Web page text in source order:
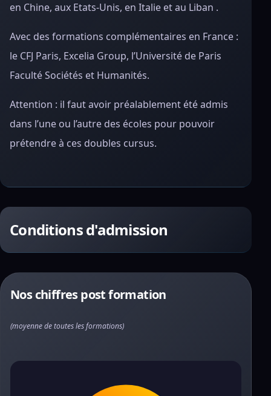
en Chine, aux Etats-Unis, en Italie et au Liban .
Avec des formations complémentaires en France :
le CFJ Paris, Excelia Group, l’Université de Paris
Faculté Sociétés et Humanités.
Attention : il faut avoir préalablement été admis
dans l’une ou l’autre des écoles pour pouvoir
prétendre à ces doubles cursus.
Conditions d'admission
Nos chiffres post formation
(moyenne de toutes les formations)